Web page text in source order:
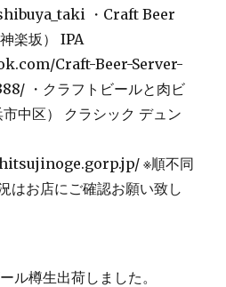
ル樽生出荷しました。